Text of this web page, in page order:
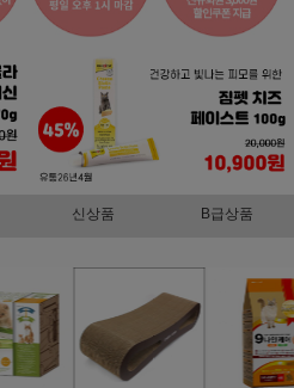
신상품 B급상품